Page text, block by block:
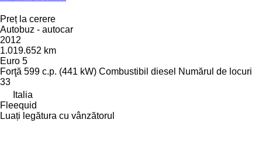
Preț la cerere
Autobuz - autocar
2012
1.019.652 km
Euro 5
Forţă 599 c.p. (441 kW) Combustibil diesel Numărul de locuri
33
Italia
Fleequid
Luați legătura cu vânzătorul